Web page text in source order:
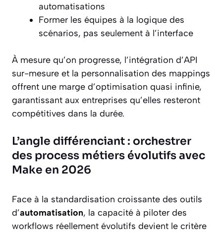
automatisations
Former les équipes à la logique des
scénarios, pas seulement à l’interface
À mesure qu’on progresse, l’intégration d’API
sur-mesure et la personnalisation des mappings
offrent une marge d’optimisation quasi infinie,
garantissant aux entreprises qu’elles resteront
compétitives dans la durée.
L’angle différenciant : orchestrer
des process métiers évolutifs avec
Make en 2026
Face à la standardisation croissante des outils
d’automatisation, la capacité à piloter des
workflows réellement évolutifs devient le critère